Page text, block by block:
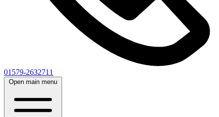
01579-2632711
Open main menu